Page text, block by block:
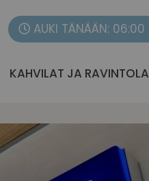
AUKI TÄNÄÄN:
KAHVILAT JA